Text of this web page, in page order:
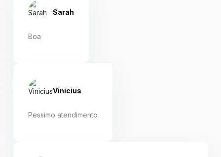
Sarah
Boa
Vinicius
Pessimo atendimento